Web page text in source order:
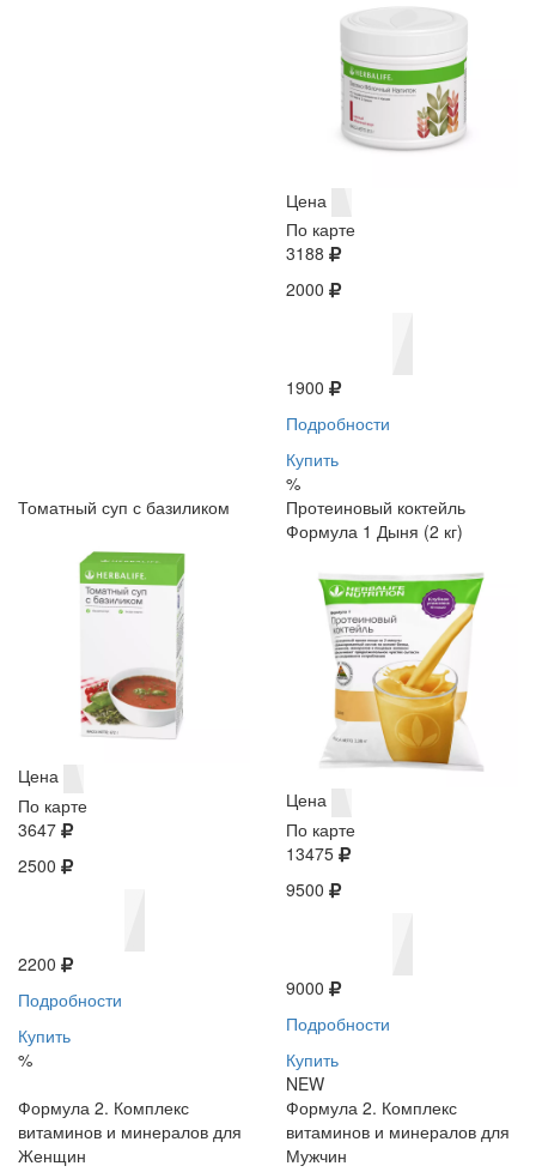
Цена
По карте
3188
2000
1900
Подробности
Купить
%
Томатный суп с базиликом
Цена
По карте
3647
2500
2200
Подробности
Купить
%
Протеиновый коктейль
Формула 1 Дыня (2 кг)
Цена
По карте
13475
9500
9000
Подробности
Купить
NEW
Формула 2. Комплекс
витаминов и минералов для
Женщин
Формула 2. Комплекс
витаминов и минералов для
Мужчин